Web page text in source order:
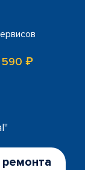
590 ₽
ремонта